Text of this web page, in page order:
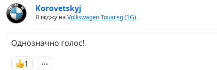
Korovetskyj
Я їжджу на Volkswagen Touareg (1G)
Однозначно голос!
1